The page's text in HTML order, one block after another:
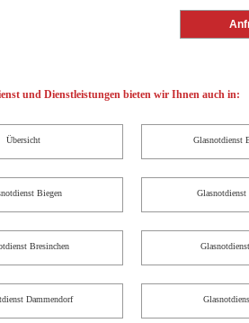
und Dienstleistungen bieten wir Ihnen auch in:
Übersicht Glasnotdienst
Biegen
Bresinchen
Dammendorf